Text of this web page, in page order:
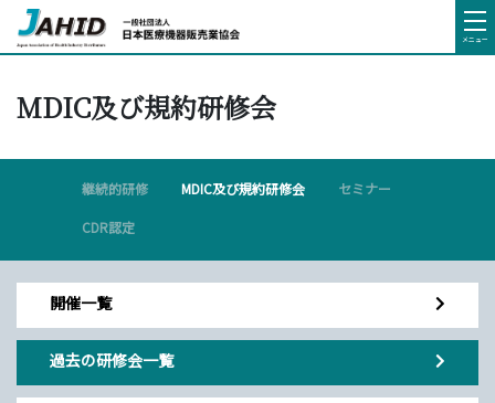
メニュー
MDIC及び規約研修会
継続的研修 MDIC及び規約研修会 セミナー
CDR認定
開催一覧
過去の研修会一覧